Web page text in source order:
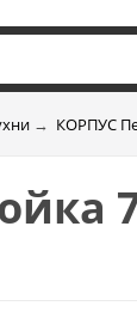
→ КОРПУС